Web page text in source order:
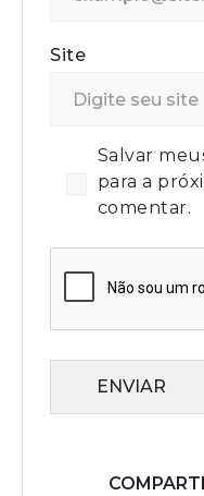
Site
Salvar
para a
comentar.
ENVIAR